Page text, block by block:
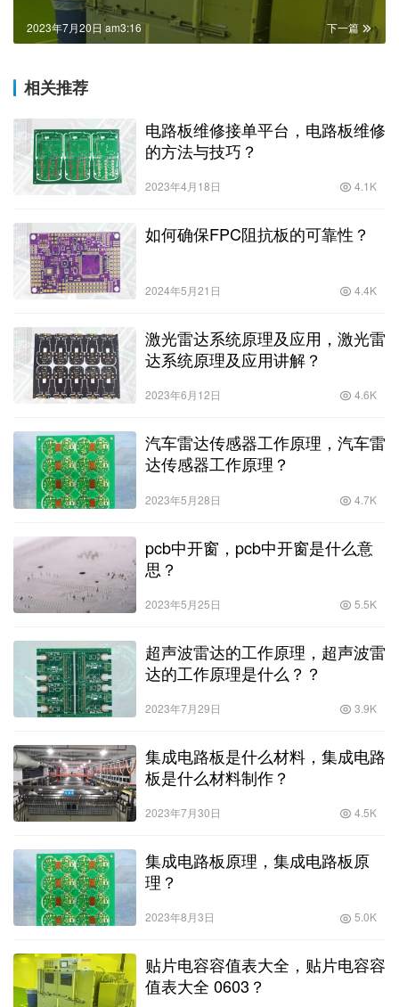
下一篇
2023年7月20日 am3:16
相关推荐
电路板维修接单平台，电路板维修
的方法与技巧？
2023年4月18日 4.1K
如何确保FPC阻抗板的可靠性？
2024年5月21日 4.4K
激光雷达系统原理及应用，激光雷
达系统原理及应用讲解？
2023年6月12日 4.6K
汽车雷达传感器工作原理，汽车雷
达传感器工作原理？
2023年5月28日 4.7K
pcb中开窗，pcb中开窗是什么意
思？
2023年5月25日 5.5K
超声波雷达的工作原理，超声波雷
达的工作原理是什么？？
2023年7月29日 3.9K
集成电路板是什么材料，集成电路
板是什么材料制作？
2023年7月30日 4.5K
集成电路板原理，集成电路板原
理？
2023年8月3日 5.0K
贴片电容容值表大全，贴片电容容
值表大全 0603？